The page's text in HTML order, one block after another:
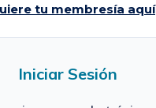
tu membresía aquí
Iniciar Sesión